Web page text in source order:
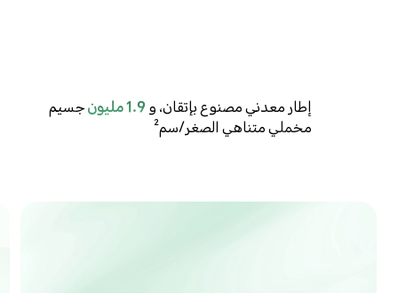
إطار معدني مصنوع بإتقان، و جسيم
مخملي متناهي الصغر/سم²